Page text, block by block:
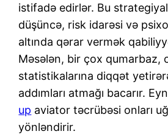
istifadə edirlər. Bu
düşüncə, risk idarəsi və
altında qərar vermək
Məsələn, bir çox qumarbaz,
statistikalarına diqqət
addımları atmağı bacarır.
up aviator təcrübəsi onları
yönləndirir.